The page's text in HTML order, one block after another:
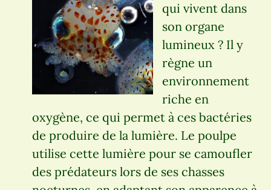
qui vivent dans
son organe
lumineux ? Il y
règne un
environnement
riche en
oxygène, ce qui permet à ces bactéries
de produire de la lumière. Le poulpe
utilise cette lumière pour se camoufler
des prédateurs lors de ses chasses